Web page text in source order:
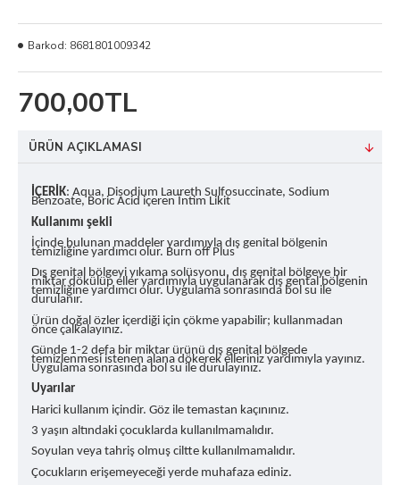
700,00TL
Barkod: 8681801009342
ÜRÜN AÇIKLAMASI
İÇERİK: Aqua, Disodium Laureth Sulfosuccinate, Sodium
Benzoate, Boric Acid içeren İntim Likit
Kullanımı şekli
İçinde bulunan maddeler yardımıyla dış genital bölgenin
temizliğine yardımcı olur. Burn off Plus
Dış genital bölgeyi yıkama solüsyonu, dış genital bölgeye bir
miktar dökülüp eller yardımıyla uygulanarak dış gental bölgenin
temizliğine yardımcı olur. Uygulama sonrasında bol su ile
durulanır.
Ürün doğal özler içerdiği için çökme yapabilir; kullanmadan
önce çalkalayınız.
Günde 1-2 defa bir miktar ürünü dış genital bölgede
temizlenmesi istenen alana dökerek elleriniz yardımıyla yayınız.
Uygulama sonrasında bol su ile durulayınız.
Uyarılar
Harici kullanım içindir. Göz ile temastan kaçınınız.
3 yaşın altındaki çocuklarda kullanılmamalıdır.
Soyulan veya tahriş olmuş ciltte kullanılmamalıdır.
Çocukların erişemeyeceği yerde muhafaza ediniz.